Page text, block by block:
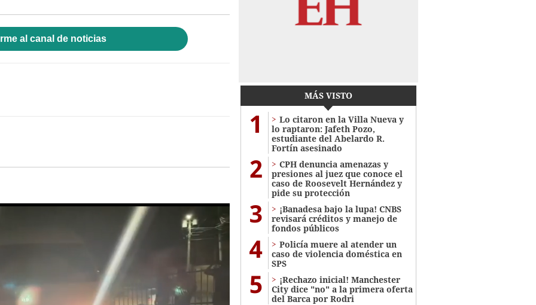
al canal de noticias
MÁS VISTO
1
Lo citaron en la Villa Nueva y
lo raptaron: Jafeth Pozo,
estudiante del Abelardo R.
Fortín asesinado
2
CPH denuncia amenazas y
presiones al juez que conoce el
caso de Roosevelt Hernández y
pide su protección
3
¡Banadesa bajo la lupa! CNBS
revisará créditos y manejo de
fondos públicos
4
Policía muere al atender un
caso de violencia doméstica en
SPS
5
¡Rechazo inicial! Manchester
City dice "no" a la primera oferta
del Barca por Rodri